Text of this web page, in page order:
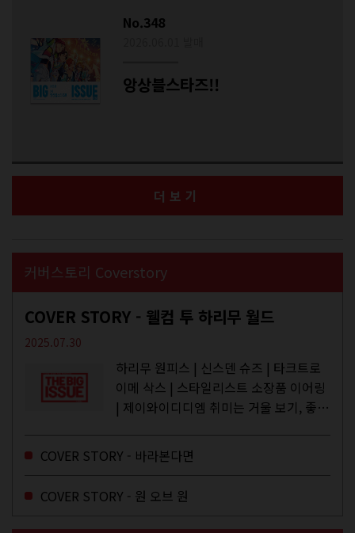
No.348
앙상블스타즈!!
더보기
커버스토리 Coverstory
COVER STORY - 웰컴 투 하리무 월드
2025.07.30
하리무 원피스 | 신스덴 슈즈 | 타크트로
이메 삭스 | 스타일리스트 소장품 이어링
| 제이와이디디엠 취미는 거울 보기, 좋아
주와...
COVER STORY - 바라본다면
COVER STORY - 원 오브 원